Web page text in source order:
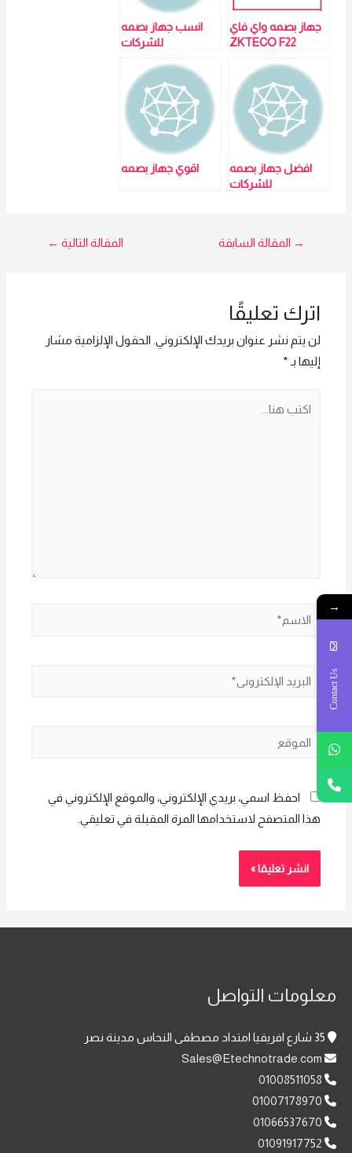
جهاز بصمه واي فاي
ZKTECO F22
انسب جهاز بصمه
للشركات
افضل جهاز بصمه
للشركات
اقوي جهاز بصمه
تصفّح
→ المقالة السابقة المقالة التالية ←
اترك تعليقًا
لن يتم نشر عنوان بريدك الإلكتروني. الحقول الإلزامية مشار
إليها بـ *
الاسم*
البريد
الموقع
احفظ اسمي، بريدي الإلكتروني، والموقع الإلكتروني في
هذا المتصفح لاستخدامها المرة المقبلة في تعليقي.
معلومات التواصل
01008511058
01007178970
01066537670
01091917752
→
Contact Us